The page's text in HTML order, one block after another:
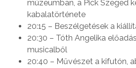
múzeumban, a Pick Szeged
kabalatörténete
20:15 – Beszélgetések a
20:30 – Tóth Angelika
musicalből
20:40 – Művészet a kifutón,